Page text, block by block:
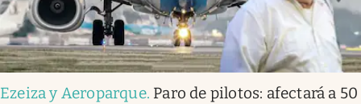
Ezeiza y Aeroparque. Paro de pilotos: afectará a 50